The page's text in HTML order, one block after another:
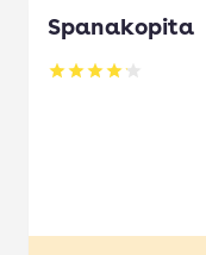
Spanakopita
Betyg: 4.1 av 5